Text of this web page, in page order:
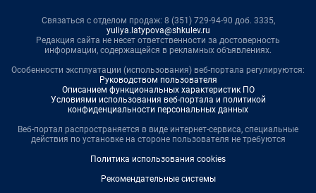
Связаться с отделом продаж: 8 (351) 729-94-90 доб. 3335,
yuliya.latypova@shkulev.ru
Редакция сайта не несет ответственности за достоверность
информации, содержащейся в рекламных объявлениях.
Особенности эксплуатации (использования) веб-портала регулируются:
Руководством пользователя
Описанием функциональных характеристик ПО
Условиями использования веб-портала и политикой
конфиденциальности персональных данных
Веб-портал распространяется в виде интернет-сервиса, специальные
действия по установке на стороне пользователя не требуются
Политика использования cookies
Рекомендательные системы